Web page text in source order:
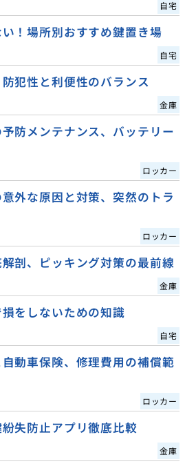
自宅
！場所別おすすめ鍵置き場
自宅
犯性と利便性のバランス
金庫
防メンテナンス、バッテリー
ロッカー
外な原因と対策、突然のトラ
ロッカー
剖、ピッキング対策の最前線
金庫
をしないための知識
自宅
動車保険、修理費用の補償範
ロッカー
失防止アプリ徹底比較
金庫